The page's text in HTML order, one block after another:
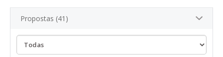
Propostas (41)